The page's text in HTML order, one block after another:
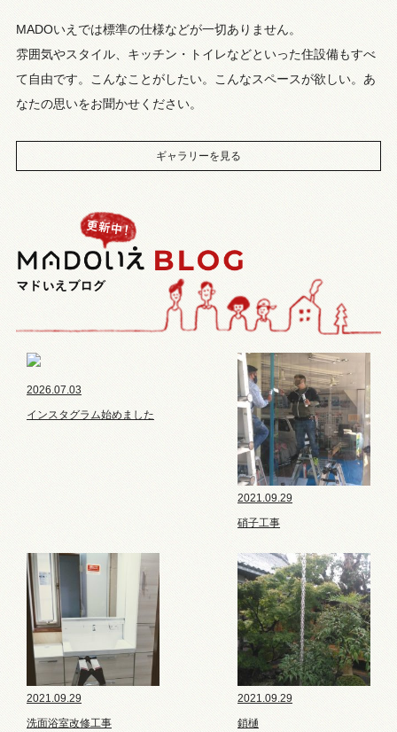
MADOいえでは標準の仕様などが一切ありません。
雰囲気やスタイル、キッチン・トイレなどといった住設備もすべ
て自由です。こんなことがしたい。こんなスペースが欲しい。あ
なたの思いをお聞かせください。
ギャラリーを見る
2026.07.03
インスタグラム始めました
2021.09.29
硝子工事
2021.09.29
洗面浴室改修工事
2021.09.29
鎖樋